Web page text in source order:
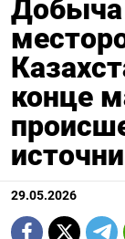
Добыча
конце
29.05.2026